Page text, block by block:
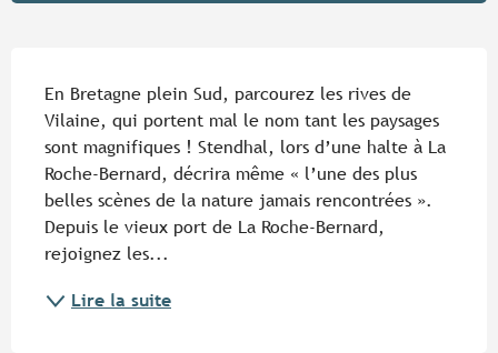
En Bretagne plein Sud, parcourez les rives de
Vilaine, qui portent mal le nom tant les paysages
sont magnifiques ! Stendhal, lors d’une halte à La
Roche-Bernard, décrira même « l’une des plus
belles scènes de la nature jamais rencontrées ».
Depuis le vieux port de La Roche-Bernard,
rejoignez les...
Lire la suite